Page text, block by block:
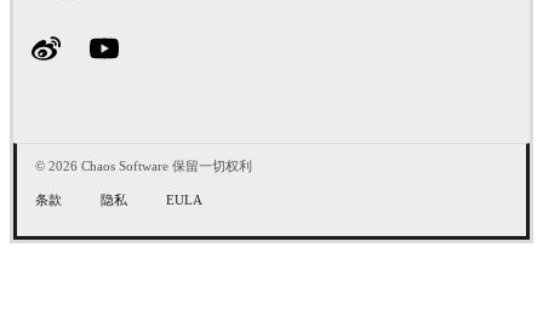
© 2026 Chaos Software 保留一切权利
条款 隐私 EULA